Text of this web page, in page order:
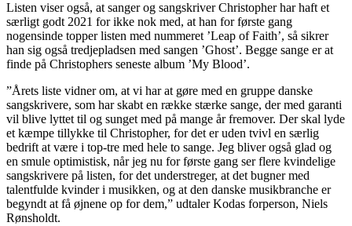
Listen viser også, at sanger og sangskriver Christopher har haft et
særligt godt 2021 for ikke nok med, at han for første gang
nogensinde topper listen med nummeret ’Leap of Faith’, så sikrer
han sig også tredjepladsen med sangen ’Ghost’. Begge sange er at
finde på Christophers seneste album ’My Blood’.
”Årets liste vidner om, at vi har at gøre med en gruppe danske
sangskrivere, som har skabt en række stærke sange, der med garanti
vil blive lyttet til og sunget med på mange år fremover. Der skal lyde
et kæmpe tillykke til Christopher, for det er uden tvivl en særlig
bedrift at være i top-tre med hele to sange. Jeg bliver også glad og
en smule optimistisk, når jeg nu for første gang ser flere kvindelige
sangskrivere på listen, for det understreger, at det bugner med
talentfulde kvinder i musikken, og at den danske musikbranche er
begyndt at få øjnene op for dem,” udtaler Kodas forperson, Niels
Rønsholdt.